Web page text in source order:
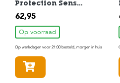
Protection Sens
Grainfree
hypoallergic
Kattenvoer 5 kg
62,95
Op voorraad
Op werkdagen voor 21:00 besteld, morgen in huis